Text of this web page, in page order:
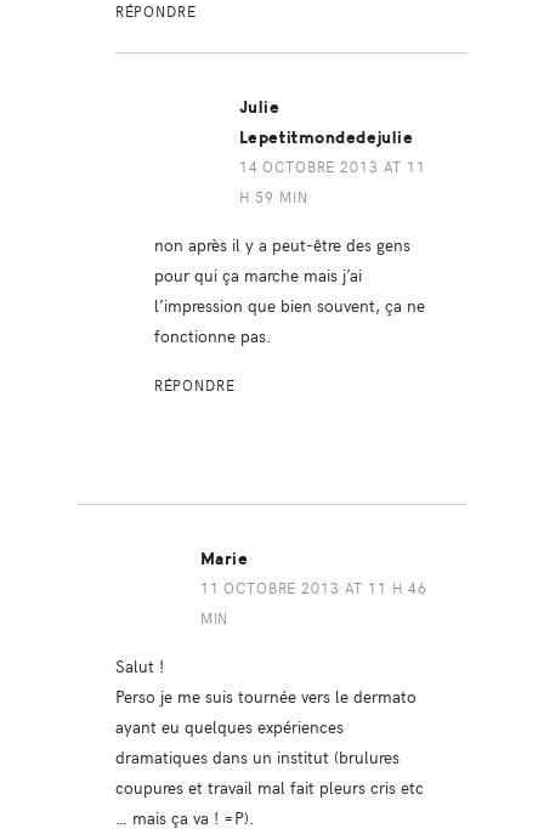
RÉPONDRE
Julie
Lepetitmondedejulie
14 OCTOBRE 2013 AT 11
H 59 MIN
non après il y a peut-être des gens
pour qui ça marche mais j’ai
l’impression que bien souvent, ça ne
fonctionne pas.
RÉPONDRE
Marie
11 OCTOBRE 2013 AT 11 H 46
MIN
Salut !
Perso je me suis tournée vers le dermato
ayant eu quelques expériences
dramatiques dans un institut (brulures
coupures et travail mal fait pleurs cris etc
… mais ça va ! =P).